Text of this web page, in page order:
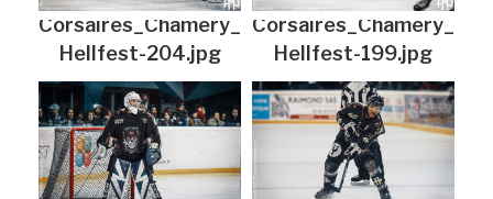
Corsaires_Chamery_
Hellfest-204.jpg
Corsaires_Chamery_
Hellfest-199.jpg